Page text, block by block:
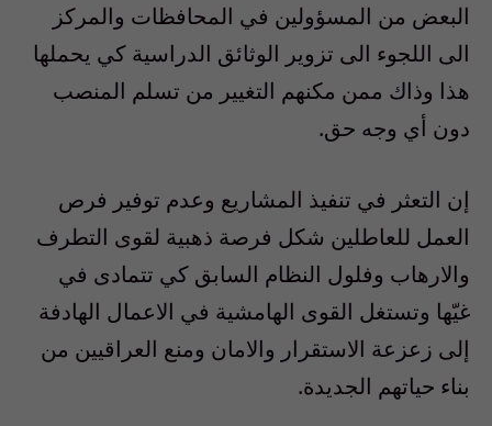
البعض من المسؤولين في المحافظات والمركز
الى اللجوء الى تزوير الوثائق الدراسية كي يحملها
هذا وذاك ممن مكنهم التغيير من تسلم المنصب
دون أي وجه حق.
إن التعثر في تنفيذ المشاريع وعدم توفير فرص
العمل للعاطلين شكل فرصة ذهبية لقوى التطرف
والارهاب وفلول النظام السابق كي تتمادى في
غيّها وتستغل القوى الهامشية في الاعمال الهادفة
إلى زعزعة الاستقرار والامان ومنع العراقيين من
بناء حياتهم الجديدة.